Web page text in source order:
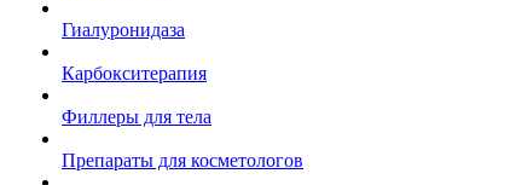
Гиалуронидаза
Карбокситерапия
Филлеры для тела
Препараты для косметологов